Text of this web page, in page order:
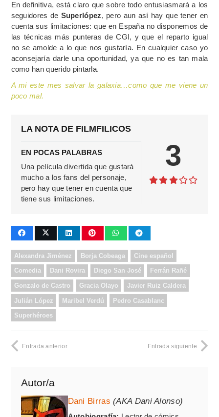
En definitiva, está claro que sobre todo entusiasmará a los
seguidores de Superlópez, pero aun así hay que tener en
cuenta sus limitaciones: que en España no disponemos de
las técnicas más punteras de CGI, y que el reparto igual
no se amolde a lo que nos gustaría. En cualquier caso yo
aconsejaría darle una oportunidad, ya que no es tan mala
como han querido pintarla.
A mi este mes salvar la galaxia…como que me viene un
poco mal.
LA NOTA DE FILMFILICOS
EN POCAS PALABRAS
Una película divertida que gustará
mucho a los fans del personaje,
pero hay que tener en cuenta que
tiene sus limitaciones.
3
Alexandra Jiménez Borja Cobeaga Cine español
Comedia Dani Rovira Diego San José Ferrán Rañé
Gonzalo de Castro Gracia Olayo Javier Ruiz Caldera
Julián López Maribel Verdú Pedro Casablanc
Superhéroes
Entrada anterior Entrada siguiente
Autor/a
Dani Birras (AKA Dani Alonso)